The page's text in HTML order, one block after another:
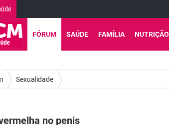
FÓRUM SAÚDE FAMÍLIA NUTRIÇÃO
Sexualidade
no penis